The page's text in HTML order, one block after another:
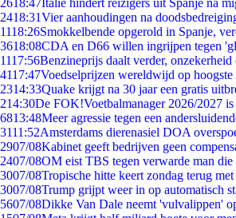
2618:47Italië hindert reizigers uit Spanje na
2418:31Vier aanhoudingen na
1118:26Smokkelbende opgerold in Spanje,
3618:08CDA en D66 willen ingrijpen tegen
1117:56Benzineprijs daalt verder,
4117:47Voedselprijzen wereldwijd op
2314:33Quake krijgt na 30 jaar een gratis
214:30De FOK!Voetbalmanager 2026/2027 is
6813:48Meer agressie tegen een
3111:52Amsterdams dierenasiel DOA
2907/08Kabinet geeft bedrijven geen
2407/08OM eist TBS tegen verwarde man die
3007/08Tropische hitte keert zondag terug
3007/08Trump grijpt weer in op automatisch
5607/08Dikke Van Dale neemt 'vulvalippen'